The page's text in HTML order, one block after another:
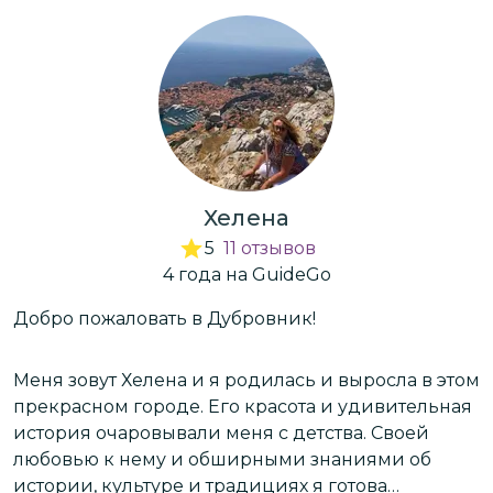
Хелена
5 11 отзывов
4 года на GuideGo
Добро пожаловать в Дубровник!
Меня зовут Хелена и я родилась и выросла в этом
прекрасном городе. Его красота и удивительная
история очаровывали меня с детства. Своей
любовью к нему и обширными знаниями об
истории, культуре и традициях я готова